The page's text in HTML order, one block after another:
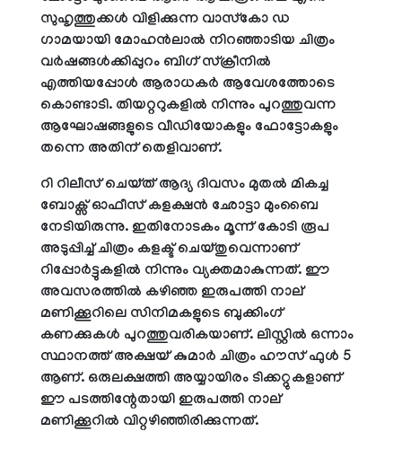
സുഹൃത്തുക്കൾ വിളിക്കുന്ന വാസ്കോ ഡ ​
ഗാമയായി മോഹൻലാൽ നിറ‍ഞ്ഞാടിയ ചിത്രം
വർഷങ്ങൾക്കിപ്പുറം ബി​ഗ് സ്ക്രീനിൽ
എത്തിയപ്പോൾ ആരാധകർ ആവേശത്തോടെ
കൊണ്ടാടി. തിയറ്ററുകളിൽ നിന്നും പുറത്തുവന്ന
ആഘോഷങ്ങളുടെ വീഡിയോകളും ഫോട്ടോകളും
തന്നെ അതിന് തെളിവാണ്.
റി റിലീസ് ചെയ്ത് ആദ്യ ദിവസം മുതൽ മികച്ച
ബോക്സ് ഓഫീസ് കളക്ഷൻ ഛോട്ടാ മുംബൈ
നേടിയിരുന്നു. ഇതിനോടകം മൂന്ന് കോടി രൂപ
അടുപ്പിച്ച് ചിത്രം കളക്ട് ചെയ്തുവെന്നാണ്
റിപ്പോർട്ടുകളിൽ നിന്നും വ്യക്തമാകുന്നത്. ഈ
അവസരത്തിൽ കഴിഞ്ഞ ഇരുപത്തി നാല്
മണിക്കൂറിലെ സിനിമകളുടെ ബുക്കിം​ഗ്
കണക്കുകൾ പുറത്തുവരികയാണ്. ലിസ്റ്റിൽ ഒന്നാം
സ്ഥാനത്ത് അക്ഷയ് കുമാർ ചിത്രം ഹൗസ് ഫുൾ 5
ആണ്. ഒരുലക്ഷത്തി അയ്യായിരം ടിക്കറ്റുകളാണ്
ഈ പടത്തിന്റേതായി ഇരുപത്തി നാല്
മണിക്കൂറിൽ വിറ്റഴിഞ്ഞിരിക്കുന്നത്.